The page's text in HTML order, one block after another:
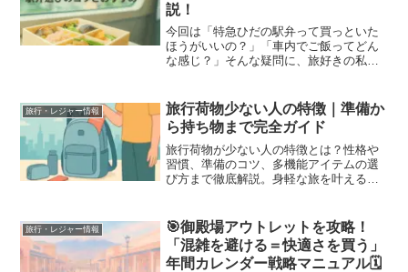
説！
今回は「特急ひだの駅弁って買っといた
ほうがいいの？」「車内でご飯ってどん
な感じ？」そんな疑問に、旅好きの私な
で、✅ 駅弁、どこで買って何を選ぶべき
か✅ 車内での快適な過...
旅行・レジャー情報
旅行荷物少ない人の特徴｜準備か
ら持ち物まで完全ガイド
旅行荷物が少ない人の特徴とは？性格や
習慣、準備のコツ、多機能アイテムの選
び方まで徹底解説。身軽な旅を叶えるヒ
旅行・レジャー情報
🎯御殿場アウトレットを攻略！
「混雑を避ける＝快適さを買う」
年間カレンダー戦略マニュアル🗓